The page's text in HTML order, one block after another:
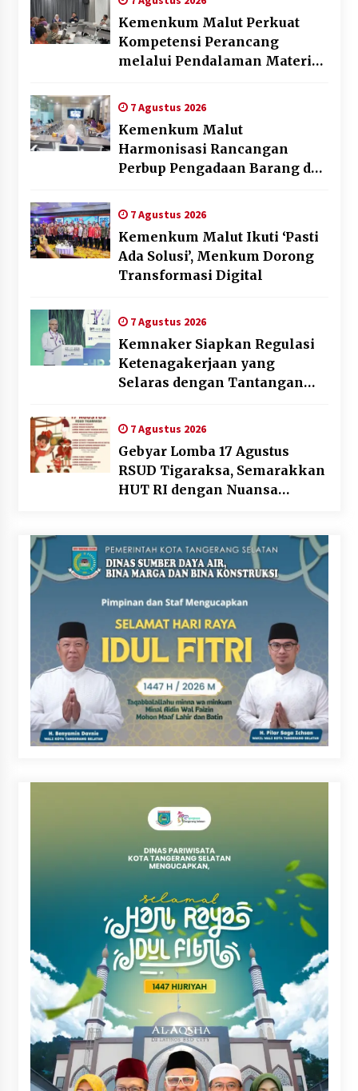
Kemenkum Malut Perkuat
Kompetensi Perancang
melalui Pendalaman Materi
Daerah
7 Agustus 2026
Kemenkum Malut
Harmonisasi Rancangan
Perbup Pengadaan Barang dan
7 Agustus 2026
Kemenkum Malut Ikuti ‘Pasti
Ada Solusi’, Menkum Dorong
Transformasi Digital
7 Agustus 2026
Kemnaker Siapkan Regulasi
Ketenagakerjaan yang
Selaras dengan Tantangan
7 Agustus 2026
Gebyar Lomba 17 Agustus
RSUD Tigaraksa, Semarakkan
HUT RI dengan Nuansa